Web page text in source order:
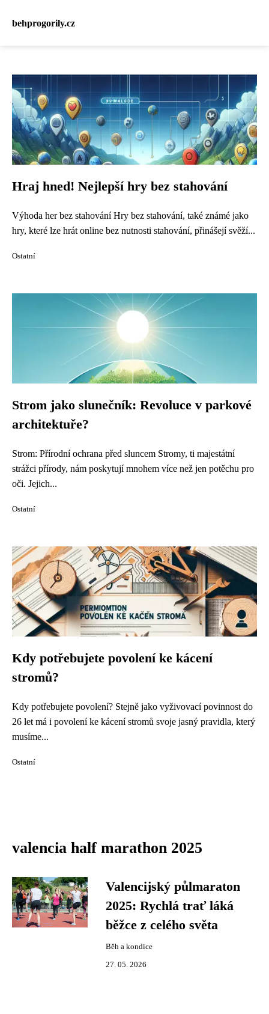
behprogorily.cz
Hraj hned! Nejlepší hry bez stahování
Výhoda her bez stahování Hry bez stahování, také známé jako
hry, které lze hrát online bez nutnosti stahování, přinášejí svěží...
Ostatní
Strom jako slunečník: Revoluce v parkové
architektuře?
Strom: Přírodní ochrana před sluncem Stromy, ti majestátní
strážci přírody, nám poskytují mnohem více než jen potěchu pro
oči. Jejich...
Ostatní
Kdy potřebujete povolení ke kácení
stromů?
Kdy potřebujete povolení? Stejně jako vyživovací povinnost do
26 let má i povolení ke kácení stromů svoje jasný pravidla, který
musíme...
Ostatní
valencia half marathon 2025
Valencijský půlmaraton
2025: Rychlá trať láká
běžce z celého světa
Běh a kondice
27. 05. 2026